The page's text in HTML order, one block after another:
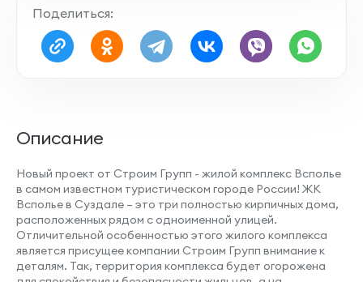
Совмещенный санузел
Наличие лоджии
Угловая комната
Поделиться:
Описание
Новый проект от Строим Групп - жилой комплекс Всполье
в самом известном туристическом городе России! ЖК
Всполье в Суздале – это три полностью кирпичных дома,
расположенных рядом с одноименной улицей.
Отличительной особенностью этого жилого комплекса
является присущее компании Строим Групп внимание к
деталям. Так, территория комплекса будет огорожена